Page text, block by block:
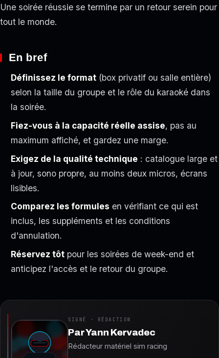
Une soirée réussie se termine par un retour serein pour
tout le monde.
En bref
Définissez le format (box privatif ou salle entière)
selon la taille du groupe et le rôle du karaoké dans
la soirée.
Fiez-vous à la capacité réelle assise, pas au
maximum affiché, et gardez une marge.
Exigez de la qualité technique : catalogue large et
à jour, sono propre, au moins deux micros, écrans
lisibles.
Comparez les formules en vérifiant ce qui est
inclus, les suppléments et les conditions
d'annulation.
Réservez tôt pour les soirées de week-end et
anticipez l'accès et le retour du groupe.
SIGNÉ · RÉDACTION
ParYann Kervadec
Rédacteur matériel sim racing